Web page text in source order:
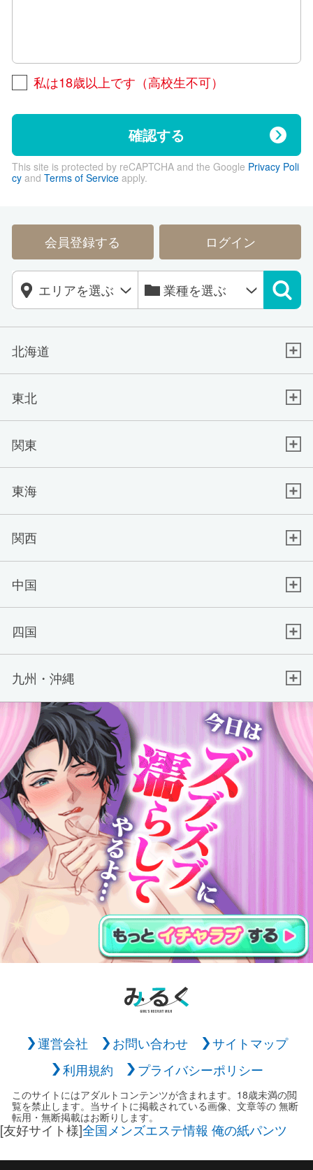
私は18歳以上です（高校生不可）
確認する
This site is protected by reCAPTCHA and the Google Privacy Poli
cyand Terms of Serviceapply.
会員登録する ログイン
北海道
東北
関東
東海
関西
中国
四国
九州・沖縄
運営会社 お問い合わせ
サイトマップ
利用規約
プライバシーポリシー
このサイトにはアダルトコンテンツが含まれます。18歳未満の閲
覧を禁止します。当サイトに掲載されている画像、文章等の 無断
転用・無断掲載はお断りします。
[友好サイト様]全国メンズエステ情報 俺の紙パンツ